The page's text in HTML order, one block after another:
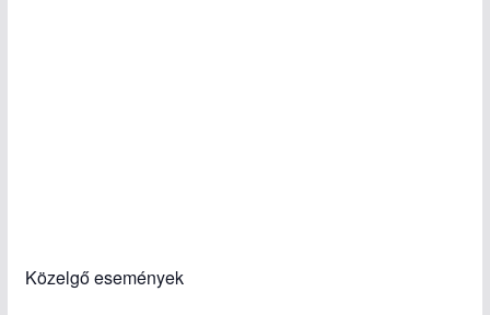
Közelgő események